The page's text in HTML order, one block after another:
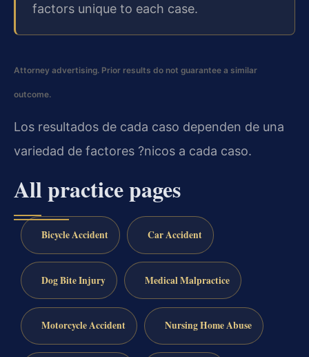
factors unique to each case.
Attorney advertising. Prior results do not guarantee a similar
outcome.
Los resultados de cada caso dependen de una
variedad de factores ?nicos a cada caso.
All practice pages
Bicycle Accident Car Accident
Dog Bite Injury Medical Malpractice
Motorcycle Accident Nursing Home Abuse